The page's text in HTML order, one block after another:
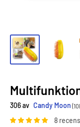
306 av Candy Moon
8